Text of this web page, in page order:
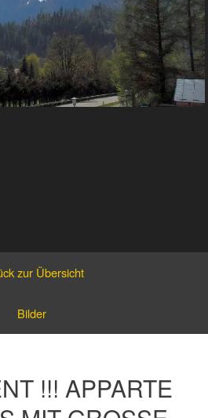
zur Übersicht
Bilder
!!! APPARTE